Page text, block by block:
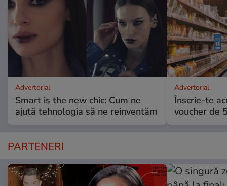
Advertorial
Smart is the new chic: Cum ne
ajută tehnologia să ne reinventăm
Advertorial
Înscrie-te
voucher de
PARTENERI